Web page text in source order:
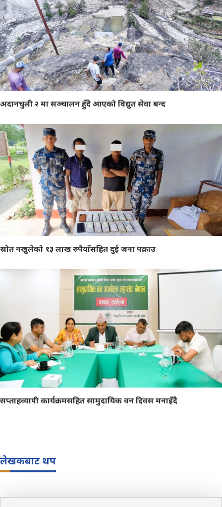
अदानचुली २ मा सञ्चालन हुँदै आएको विद्युत सेवा बन्द
स्रोत नखुलेको १३ लाख रुपैयाँसहित दुई जना पक्राउ
सप्ताहव्यापी कार्यक्रमसहित सामुदायिक वन दिवस मनाइँदै
लेखकबाट थप